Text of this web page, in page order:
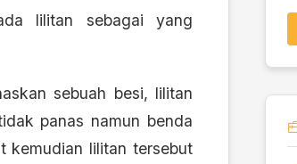
lilitan sebagai yang
sebuah besi, lilitan
panas namun benda
kemudian lilitan tersebut